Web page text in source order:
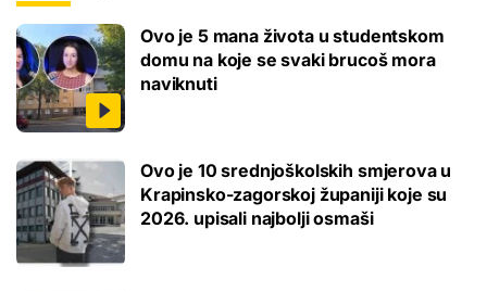
Ovo je 5 mana života u studentskom
domu na koje se svaki brucoš mora
naviknuti
Ovo je 10 srednjoškolskih smjerova u
Krapinsko-zagorskoj županiji koje su
2026. upisali najbolji osmaši